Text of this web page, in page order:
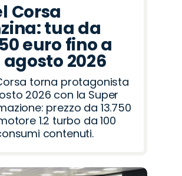
Corsa
tua da
euro fino a
2026
torna protagonista
2026 con la Super
prezzo da 13.750
1.2 turbo da 100
contenuti.